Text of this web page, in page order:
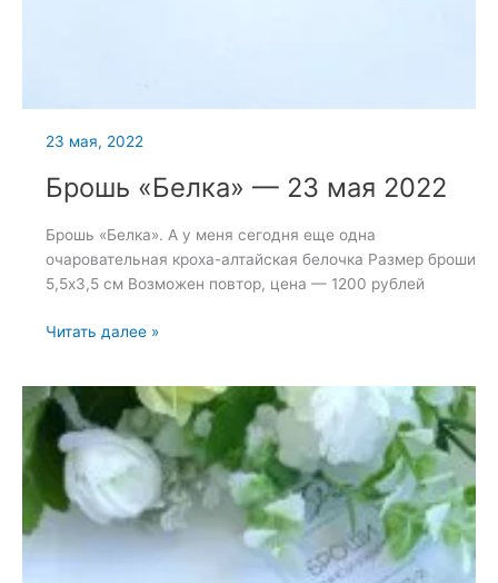
23 мая, 2022
Брошь «Белка» — 23 мая 2022
Брошь «Белка». А у меня сегодня еще одна
очаровательная кроха-алтайская белочка Размер броши
5,5х3,5 см Возможен повтор, цена — 1200 рублей
Брошь
23
мая
2022
Читать далее »